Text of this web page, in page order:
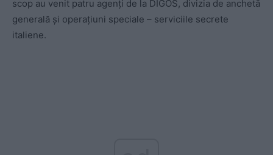
scop au venit patru agenți de la DIGOS, divizia de anchetă
generală și operațiuni speciale – serviciile secrete
italiene.